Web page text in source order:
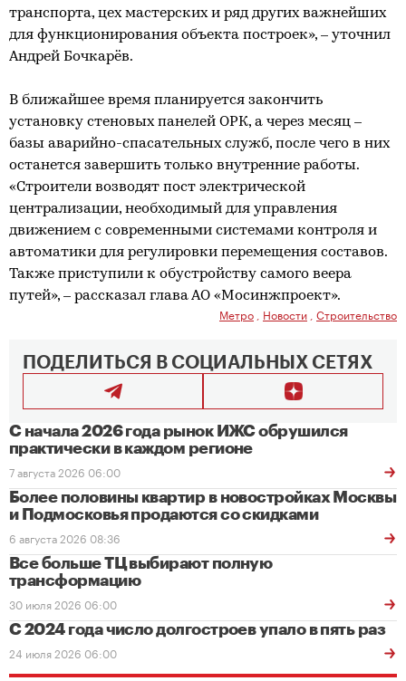
транспорта, цех мастерских и ряд других важнейших
для функционирования объекта построек», – уточнил
Андрей Бочкарёв.
В ближайшее время планируется закончить
установку стеновых панелей ОРК, а через месяц –
базы аварийно-спасательных служб, после чего в них
останется завершить только внутренние работы.
«Строители возводят пост электрической
централизации, необходимый для управления
движением с современными системами контроля и
автоматики для регулировки перемещения составов.
Также приступили к обустройству самого веера
путей», – рассказал глава АО «Мосинжпроект».
Метро Новости Строительство
ПОДЕЛИТЬСЯ В СОЦИАЛЬНЫХ СЕТЯХ
С начала 2026 года рынок ИЖС обрушился
практически в каждом регионе
7 августа 2026 06:00
Более половины квартир в новостройках Москвы
и Подмосковья продаются со скидками
6 августа 2026 08:36
Все больше ТЦ выбирают полную
трансформацию
30 июля 2026 06:00
С 2024 года число долгостроев упало в пять раз
24 июля 2026 06:00